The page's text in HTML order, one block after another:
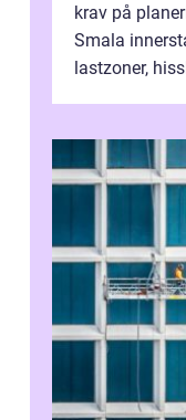
krav på
Smala
lastzoner,